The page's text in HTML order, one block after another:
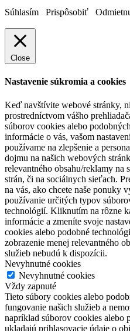
Súhlasím Prispôsobiť
Close
Nastavenie súkromia a cookies
Keď navštívite webové stránky,
prostredníctvom vášho
súborov cookies alebo
informácie o vás, vašom
používame na zlepšenie a
dojmu na našich webových
relevantného obsahu/reklamy
strán, či na sociálnych sieťach.
na vás, ako chcete naše ponuky
používanie určitých typov
technológií. Kliknutím na rôzne
informácie a zmeníte svoje
cookies alebo podobné
zobrazenie menej relevantného
služieb nebudú k dispozícii.
Nevyhnutné cookies
Nevyhnutné cookies
Vždy zapnuté
Tieto súbory cookies alebo
fungovanie našich služieb a
napríklad súborov cookies alebo
ukladajú prihlasovacie údaje o